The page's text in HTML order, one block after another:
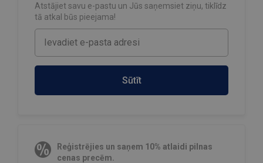
Atstājiet savu e-pastu un Jūs saņemsiet ziņu, tiklīdz
tā atkal būs pieejama!
Sūtīt
Reģistrējies un saņem 10% atlaidi pilnas
cenas precēm.